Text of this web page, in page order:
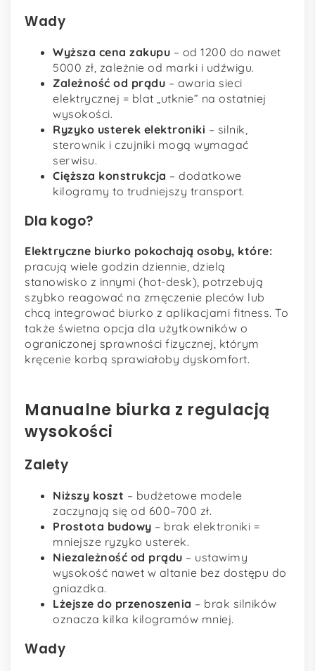
Wady
Wyższa cena zakupu – od 1200 do nawet
5000 zł, zależnie od marki i udźwigu.
Zależność od prądu – awaria sieci
elektrycznej = blat „utknie” na ostatniej
wysokości.
Ryzyko usterek elektroniki – silnik,
sterownik i czujniki mogą wymagać
serwisu.
Cięższa konstrukcja – dodatkowe
kilogramy to trudniejszy transport.
Dla kogo?
Elektryczne biurko pokochają osoby, które:
pracują wiele godzin dziennie, dzielą
stanowisko z innymi (hot-desk), potrzebują
szybko reagować na zmęczenie pleców lub
chcą integrować biurko z aplikacjami fitness. To
także świetna opcja dla użytkowników o
ograniczonej sprawności fizycznej, którym
kręcenie korbą sprawiałoby dyskomfort.
Manualne biurka z regulacją
wysokości
Zalety
Niższy koszt – budżetowe modele
zaczynają się od 600–700 zł.
Prostota budowy – brak elektroniki =
mniejsze ryzyko usterek.
Niezależność od prądu – ustawimy
wysokość nawet w altanie bez dostępu do
gniazdka.
Lżejsze do przenoszenia – brak silników
oznacza kilka kilogramów mniej.
Wady